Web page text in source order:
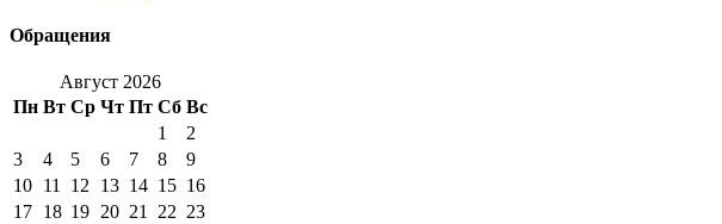
Обращения
Август 2026
Пн Вт Ср Чт Пт Сб Вс
1
2
3
4 5 6 7 8
9
10 11 12 13 14 15 16
17 18 19 20 21 22 23